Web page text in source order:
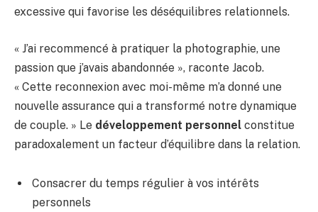
excessive qui favorise les déséquilibres relationnels.
« J’ai recommencé à pratiquer la photographie, une
passion que j’avais abandonnée », raconte Jacob.
« Cette reconnexion avec moi-même m’a donné une
nouvelle assurance qui a transformé notre dynamique
de couple. » Le développement personnel constitue
paradoxalement un facteur d’équilibre dans la relation.
Consacrer du temps régulier à vos intérêts
personnels